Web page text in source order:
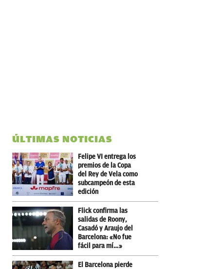
ÚLTIMAS NOTICIAS
Felipe VI entrega los
premios de la Copa
del Rey de Vela como
subcampeón de esta
edición
Flick confirma las
salidas de Roony,
Casadó y Araujo del
Barcelona: «No fue
fácil para mí…»
El Barcelona pierde